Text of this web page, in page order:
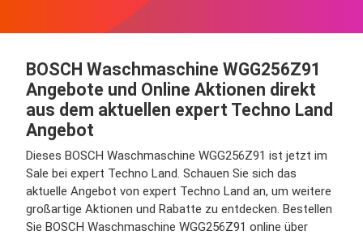
BOSCH Waschmaschine WGG256Z91
Angebote und Online Aktionen direkt
aus dem aktuellen expert Techno Land
Angebot
Dieses BOSCH Waschmaschine WGG256Z91 ist jetzt im
Sale bei expert Techno Land. Schauen Sie sich das
aktuelle Angebot von expert Techno Land an, um weitere
großartige Aktionen und Rabatte zu entdecken. Bestellen
Sie BOSCH Waschmaschine WGG256Z91 online über